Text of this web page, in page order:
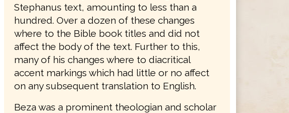
Stephanus text, amounting to less than a
hundred. Over a dozen of these changes
where to the Bible book titles and did not
affect the body of the text. Further to this,
many of his changes where to diacritical
accent markings which had little or no affect
on any subsequent translation to English.
Beza was a prominent theologian and scholar